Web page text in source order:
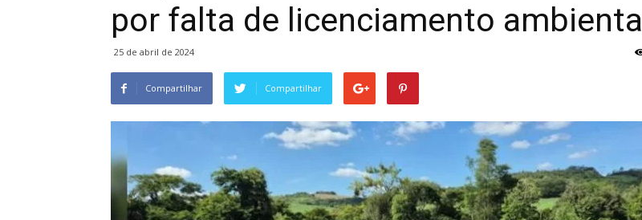
por falta de licenciamento ambiental
25 de abril de 2024
Compartilhar Compartilhar